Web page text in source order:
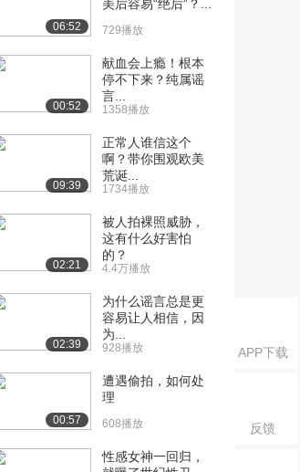
APP下载
反馈
天花板
突与接触
《沟通心理学》：5.3
语言与表...
万播放
《沟通心理学》：5.4
万播放
《沟通心理学》：6.1
万播放
《沟通心理学》：6.2
人格莽撞...
万播放
06:52
美后容易“绝后”？...
729播放
00:52
献血会上瘾！根本
停不下来？纯属谣
言...
1358播放
09:39
正常人谁信这个
啊？带你围观欧美
荒诞...
1734播放
02:21
被人拍裸照威胁，
这有什么好害怕
的？
4.4万播放
02:39
为什么谣言总是更
容易让人相信，因
为...
928播放
00:57
遭遇偷拍，如何处
理
608播放
性感女神一回归，